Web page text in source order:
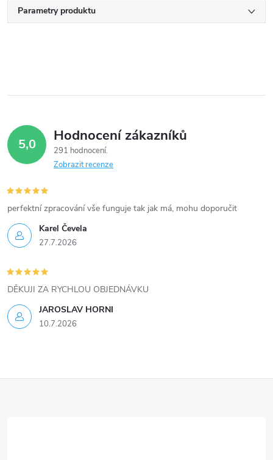
Parametry produktu
5,0 Hodnocení zákazníků
291 hodnocení
Zobrazit recenze
Karel Čevela
27.7.2026
perfektní zpracování vše funguje tak jak má, mohu doporučit
JAROSLAV HORNI
10.7.2026
DĚKUJI ZA RYCHLOU OBJEDNÁVKU